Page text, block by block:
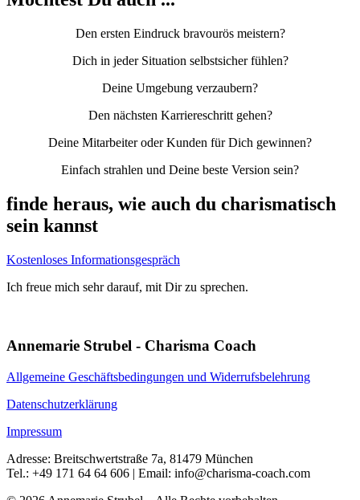
Den ersten Eindruck bravourös meistern?
Dich in jeder Situation selbstsicher fühlen?
Deine Umgebung verzaubern?
Den nächsten Karriereschritt gehen?
Deine Mitarbeiter oder Kunden für Dich gewinnen?
Einfach strahlen und Deine beste Version sein?
finde heraus, wie auch du charismatisch
sein kannst
Kostenloses Informationsgespräch
Ich freue mich sehr darauf, mit Dir zu sprechen.
Annemarie Strubel - Charisma Coach
Allgemeine Geschäftsbedingungen und Widerrufsbelehrung
Datenschutzerklärung
Impressum
Adresse: Breitschwertstraße 7a, 81479 München
Tel.: +49 171 64 64 606 | Email: info@charisma-coach.com